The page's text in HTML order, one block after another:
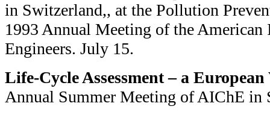
in Switzerland,, at the Pollution
1993 Annual Meeting of the
Engineers. July 15.
Life-Cycle Assessment – a European
Annual Summer Meeting of AIChE in